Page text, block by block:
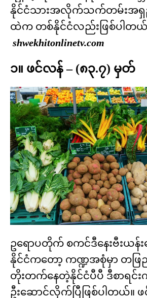
နိုင်ငံသားအလိုက်သက်တမ်းအရှ
ထဲက တစ်နိုင်ငံလည်းဖြစ်ပါတယ်
shwekhitonlinetv.com
၁။ ဖင်လန် – (၈၃.၇) မှတ်
ဥရောပတိုက် စကင်ဒီနေးဗီးယ
နိုင်ငံကတော့ ကဏ္ဍအစုံမှာ တဖြ
တိုးတက်နေတဲ့နိုင်ငံပီပီ ဒီစာရင်
ဦးဆောင်လိုက်ပြီဖြစ်ပါတယ်။